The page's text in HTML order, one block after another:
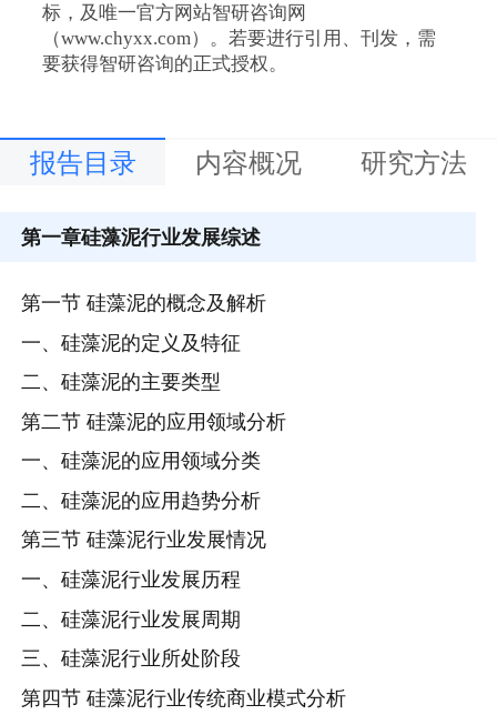
标，及唯一官方网站智研咨询网
（www.chyxx.com）。若要进行引用、刊发，需
要获得智研咨询的正式授权。
报告目录 内容概况 研究方法
第一章硅藻泥行业发展综述
第一节 硅藻泥的概念及解析
一、硅藻泥的定义及特征
二、硅藻泥的主要类型
第二节 硅藻泥的应用领域分析
一、硅藻泥的应用领域分类
二、硅藻泥的应用趋势分析
第三节 硅藻泥行业发展情况
一、硅藻泥行业发展历程
二、硅藻泥行业发展周期
三、硅藻泥行业所处阶段
第四节 硅藻泥行业传统商业模式分析